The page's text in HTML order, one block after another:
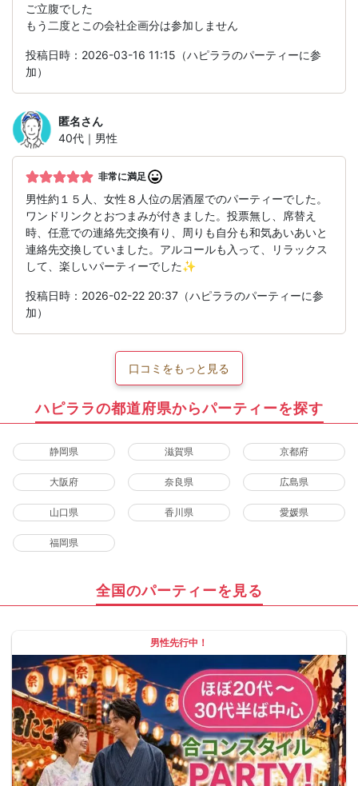
ご立腹でした
もう二度とこの会社企画分は参加しません
投稿日時：2026-03-16 11:15（ハピララのパーティーに参
加）
匿名さん
40代｜男性
非常に満足
男性約１５人、女性８人位の居酒屋でのパーティーでした。
ワンドリンクとおつまみが付きました。投票無し、席替え
時、任意での連絡先交換有り、周りも自分も和気あいあいと
連絡先交換していました。アルコールも入って、リラックス
して、楽しいパーティーでした✨
投稿日時：2026-02-22 20:37（ハピララのパーティーに参
加）
口コミをもっと見る
ハピララの都道府県からパーティーを探す
静岡県 滋賀県 京都府
大阪府 奈良県 広島県
山口県 香川県 愛媛県
福岡県
全国のパーティーを見る
男性先行中！